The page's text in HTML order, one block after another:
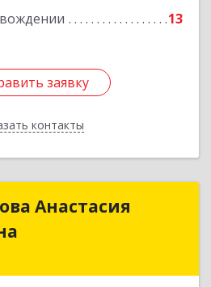
13
заявку
контакты
Подробнее
заявку
Назад
Анастасия
Анастасия